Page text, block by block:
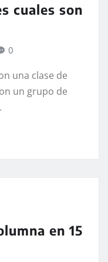
cuales son
0
una clase de
un grupo de
en 15